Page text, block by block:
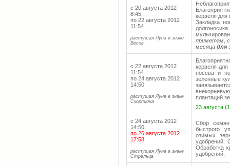
с 20 августа 2012
8:45
по 22 августа 2012
11:54
растущая Луна в знаке
Весов
кервеля для
Закладка
приметам,
месяца для
с 22 августа 2012
11:54
по 24 августа 2012
14:50
растущая Луна в знаке
Скорпиона
кервеля для
посева и
зеленные
плантаций
23 августа
с 24 августа 2012
14:50
по 26 августа 2012
17:58
растущая Луна в знаке
Стрельца
Сбор
быстрого
озимых
удобрений.
Обработка
удобрений.